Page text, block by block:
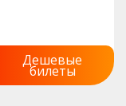
Дешевые
билеты